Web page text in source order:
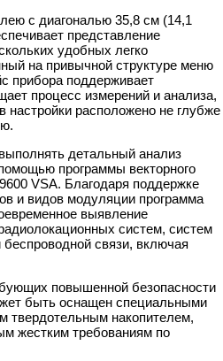
с диагональю 35,8 см (14,1
представление
удобных легко
на привычной структуре меню
прибора поддерживает
процесс измерений и анализа,
настройки расположено не глубже
детальный анализ
программы векторного
VSA. Благодаря поддержке
и видов модуляции программа
выявление
систем, систем
связи, включая
повышенной безопасности
быть оснащен специальными
твердотельным накопителем,
жестким требованиям по